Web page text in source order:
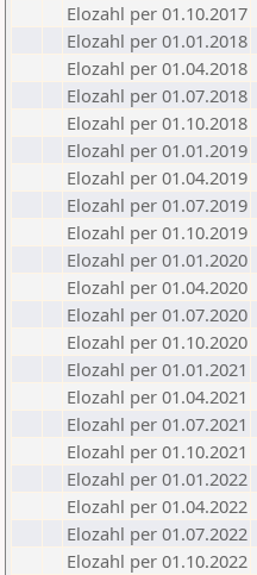
Elozahl per 01.10.2017
Elozahl per 01.01.2018
Elozahl per 01.04.2018
Elozahl per 01.07.2018
Elozahl per 01.10.2018
Elozahl per 01.01.2019
Elozahl per 01.04.2019
Elozahl per 01.07.2019
Elozahl per 01.10.2019
Elozahl per 01.01.2020
Elozahl per 01.04.2020
Elozahl per 01.07.2020
Elozahl per 01.10.2020
Elozahl per 01.01.2021
Elozahl per 01.04.2021
Elozahl per 01.07.2021
Elozahl per 01.10.2021
Elozahl per 01.01.2022
Elozahl per 01.04.2022
Elozahl per 01.07.2022
Elozahl per 01.10.2022